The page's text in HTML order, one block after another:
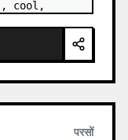
cool,
परसों